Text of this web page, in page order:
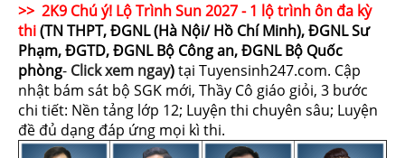
>> 2K9 Chú ý! Lộ Trình Sun 2027 - 1 lộ trình ôn đa kỳ
thi(TN THPT, ĐGNL (Hà Nội/ Hồ Chí Minh), ĐGNL Sư
Phạm, ĐGTD, ĐGNL Bộ Công an, ĐGNL Bộ Quốc
phòng- Click xem ngay)tại Tuyensinh247.com. Cập
nhật bám sát bộ SGK mới, Thầy Cô giáo giỏi, 3 bước
chi tiết: Nền tảng lớp 12; Luyện thi chuyên sâu; Luyện
đề đủ dạng đáp ứng mọi kì thi.